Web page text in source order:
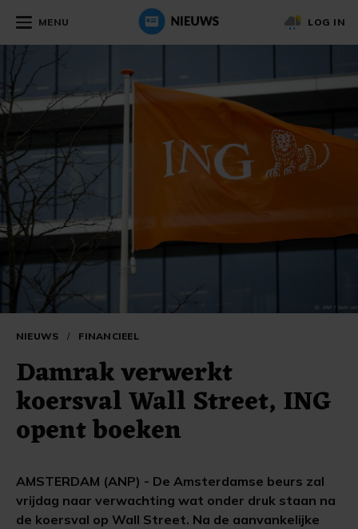
MENU LOG IN
NIEUWS / FINANCIEEL
Damrak verwerkt
koersval Wall Street, ING
opent boeken
AMSTERDAM (ANP) - De Amsterdamse beurs zal
vrijdag naar verwachting wat onder druk staan na
de koersval op Wall Street. Na de aanvankelijke